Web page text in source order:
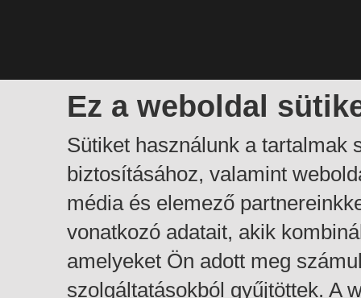
Ez a weboldal
Sütiket használunk a tartalmak
biztosításához, valamint
média és elemező
vonatkozó adatait, akik
amelyeket Ön adott meg
szolgáltatásokból gyűjtöttek. A